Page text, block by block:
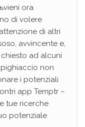
ora
di volere
di altri
avvincente e,
ad alcuni
non
i potenziali
app Temptr –
tue ricerche
potenziale